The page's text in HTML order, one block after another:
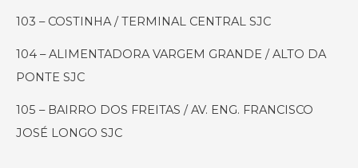
103 – COSTINHA / TERMINAL CENTRAL SJC
104 – ALIMENTADORA VARGEM GRANDE / ALTO DA
PONTE SJC
105 – BAIRRO DOS FREITAS / AV. ENG. FRANCISCO
JOSÉ LONGO SJC